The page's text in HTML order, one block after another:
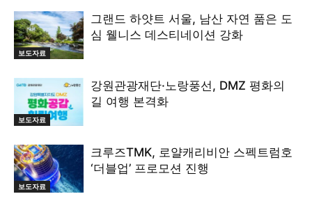
보도자료
그랜드 하얏트 서울, 남산 자연 품은 도
심 웰니스 데스티네이션 강화
보도자료
강원관광재단·노랑풍선, DMZ 평화의
길 여행 본격화
보도자료
크루즈TMK, 로얄캐리비안 스펙트럼호
‘더블업’ 프로모션 진행